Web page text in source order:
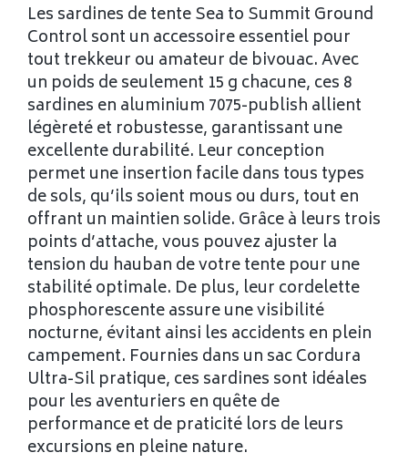
Les sardines de tente Sea to Summit Ground
Control sont un accessoire essentiel pour
tout trekkeur ou amateur de bivouac. Avec
un poids de seulement 15 g chacune, ces 8
sardines en aluminium 7075-publish allient
légèreté et robustesse, garantissant une
excellente durabilité. Leur conception
permet une insertion facile dans tous types
de sols, qu’ils soient mous ou durs, tout en
offrant un maintien solide. Grâce à leurs trois
points d’attache, vous pouvez ajuster la
tension du hauban de votre tente pour une
stabilité optimale. De plus, leur cordelette
phosphorescente assure une visibilité
nocturne, évitant ainsi les accidents en plein
campement. Fournies dans un sac Cordura
Ultra-Sil pratique, ces sardines sont idéales
pour les aventuriers en quête de
performance et de praticité lors de leurs
excursions en pleine nature.